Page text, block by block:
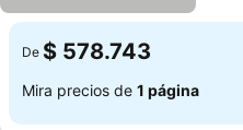
De $ 578.743
Mira precios de 1 página